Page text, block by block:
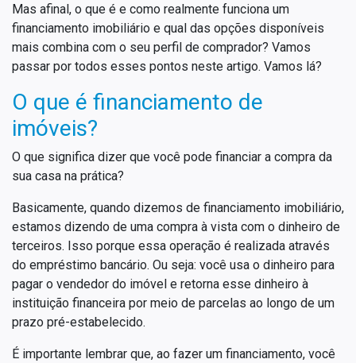
Mas afinal, o que é e como realmente funciona um
financiamento imobiliário e qual das opções disponíveis
mais combina com o seu perfil de comprador? Vamos
passar por todos esses pontos neste artigo. Vamos lá?
O que é financiamento de
imóveis?
O que significa dizer que você pode financiar a compra da
sua casa na prática?
Basicamente, quando dizemos de financiamento imobiliário,
estamos dizendo de uma compra à vista com o dinheiro de
terceiros. Isso porque essa operação é realizada através
do empréstimo bancário. Ou seja: você usa o dinheiro para
pagar o vendedor do imóvel e retorna esse dinheiro à
instituição financeira por meio de parcelas ao longo de um
prazo pré-estabelecido.
É importante lembrar que, ao fazer um financiamento, você